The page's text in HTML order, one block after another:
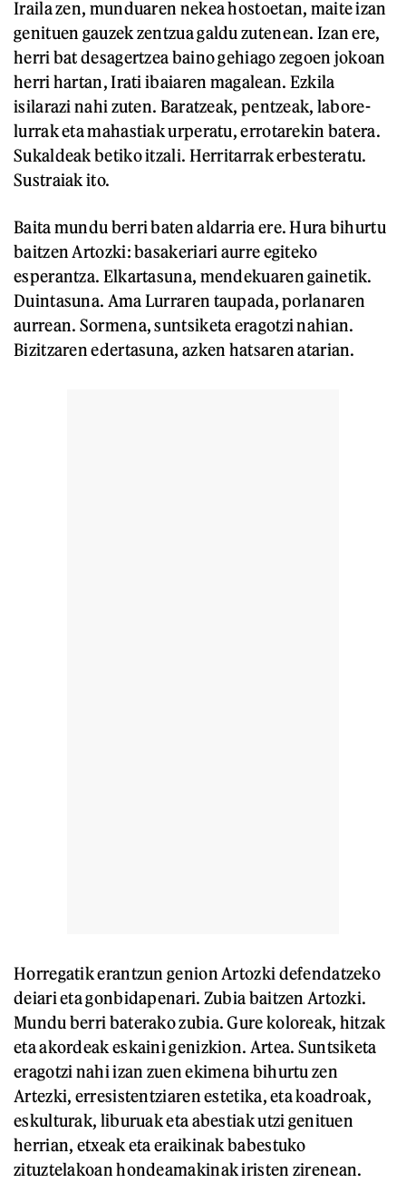
Iraila zen, munduaren nekea hostoetan, maite izan
genituen gauzek zentzua galdu zutenean. Izan ere,
herri bat desagertzea baino gehiago zegoen jokoan
herri hartan, Irati ibaiaren magalean. Ezkila
isilarazi nahi zuten. Baratzeak, pentzeak, labore-
lurrak eta mahastiak urperatu, errotarekin batera.
Sukaldeak betiko itzali. Herritarrak erbesteratu.
Sustraiak ito.
Baita mundu berri baten aldarria ere. Hura bihurtu
baitzen Artozki: basakeriari aurre egiteko
esperantza. Elkartasuna, mendekuaren gainetik.
Duintasuna. Ama Lurraren taupada, porlanaren
aurrean. Sormena, suntsiketa eragotzi nahian.
Bizitzaren edertasuna, azken hatsaren atarian.
Horregatik erantzun genion Artozki defendatzeko
deiari eta gonbidapenari. Zubia baitzen Artozki.
Mundu berri baterako zubia. Gure koloreak, hitzak
eta akordeak eskaini genizkion. Artea. Suntsiketa
eragotzi nahi izan zuen ekimena bihurtu zen
Artezki, erresistentziaren estetika, eta koadroak,
eskulturak, liburuak eta abestiak utzi genituen
herrian, etxeak eta eraikinak babestuko
zituztelakoan hondeamakinak iristen zirenean.